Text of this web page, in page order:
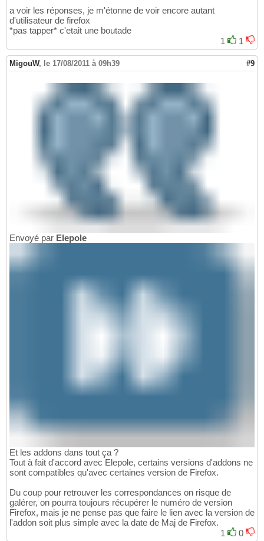
a voir les réponses, je m'étonne de voir encore autant
d'utilisateur de firefox
*pas tapper* c'etait une boutade
1
1
MigouW, le 17/08/2011 à 09h39 #9
Envoyé par Elepole
Et les addons dans tout ça ?
Tout à fait d'accord avec Elepole, certains versions d'addons ne
sont compatibles qu'avec certaines version de Firefox.
Du coup pour retrouver les correspondances on risque de
galérer, on pourra toujours récupérer le numéro de version
Firefox, mais je ne pense pas que faire le lien avec la version de
l'addon soit plus simple avec la date de Maj de Firefox.
1
0